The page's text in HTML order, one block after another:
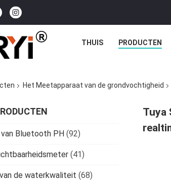
THUIS PRODUCTEN
Het Meetapparaat van de grondvochtigheid
Bluetooth PH (92)
(41)
de waterkwaliteit (68)
Tuya